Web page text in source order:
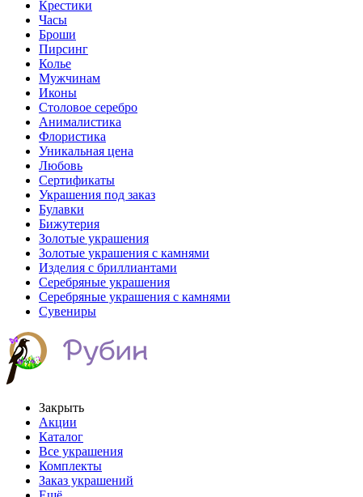
Крестики
Часы
Броши
Пирсинг
Колье
Мужчинам
Иконы
Столовое серебро
Анималистика
Флористика
Уникальная цена
Любовь
Сертификаты
Украшения под заказ
Булавки
Бижутерия
Золотые украшения
Золотые украшения с камнями
Изделия с бриллиантами
Серебряные украшения
Серебряные украшения с камнями
Сувениры
Закрыть
Акции
Каталог
Все украшения
Комплекты
Заказ украшений